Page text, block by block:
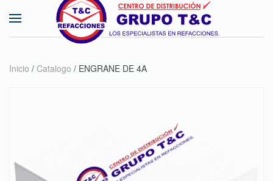
Skip to main content
Inicio / Catalogo / ENGRANE DE 4A